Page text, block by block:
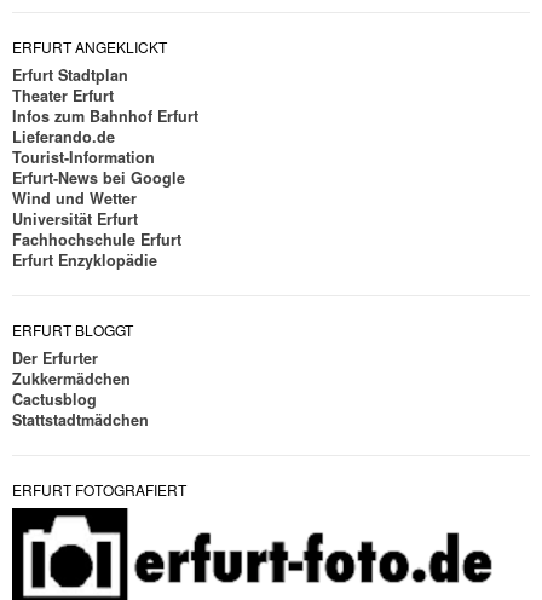
ERFURT ANGEKLICKT
Erfurt Stadtplan
Theater Erfurt
Infos zum Bahnhof Erfurt
Lieferando.de
Tourist-Information
Erfurt-News bei Google
Wind und Wetter
Universität Erfurt
Fachhochschule Erfurt
Erfurt Enzyklopädie
ERFURT BLOGGT
Der Erfurter
Zukkermädchen
Cactusblog
Stattstadtmädchen
ERFURT FOTOGRAFIERT